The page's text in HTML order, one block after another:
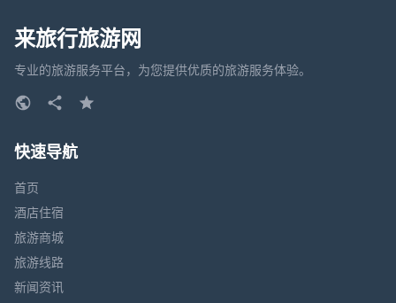
来旅行旅游网
专业的旅游服务平台，为您提供优质的旅游服务体验。
快速导航
首页
酒店住宿
旅游商城
旅游线路
新闻资讯